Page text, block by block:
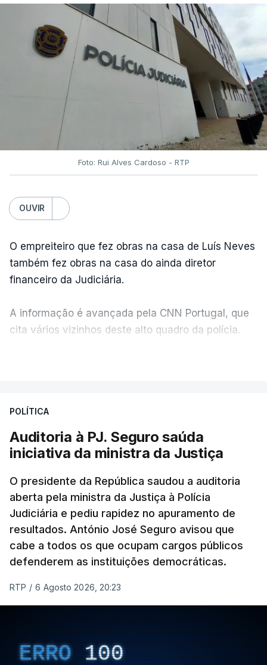
Foto: Rui Alves Cardoso - RTP
OUVIR
O empreiteiro que fez obras na casa de Luís Neves
também fez obras na casa do ainda diretor
financeiro da Judiciária.
A informação é avançada pela CNN Portugal, que
cita vários vizinhos deste alto quadro da polícia.
apreendido numa operação de droga.
POLÍTICA
Auditoria à PJ. Seguro saúda
iniciativa da ministra da Justiça
O presidente da República saudou a auditoria
aberta pela ministra da Justiça à Polícia
Judiciária e pediu rapidez no apuramento de
resultados. António José Seguro avisou que
cabe a todos os que ocupam cargos públicos
defenderem as instituições democráticas.
RTP / 6 Agosto 2026, 20:23
ERRO 100